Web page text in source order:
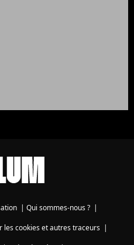
| Qui sommes-nous ? |
les cookies et autres traceurs|